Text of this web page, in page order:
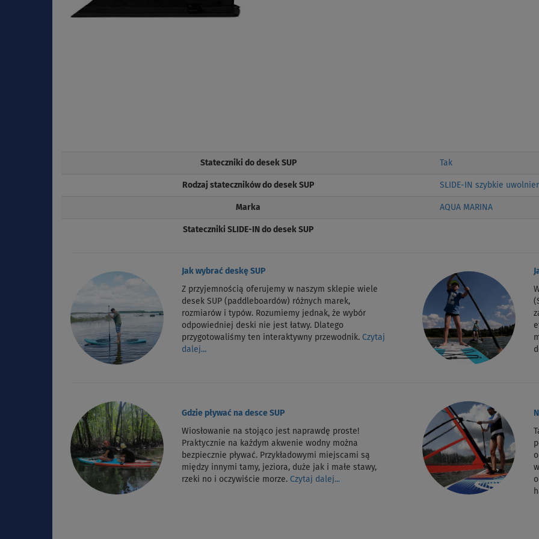
Stateczniki do desek SUP Tak
Rodzaj stateczników do desek SUP SLIDE-IN szybkie
Marka AQUA MARINA
Stateczniki SLIDE-IN do desek SUP
Jak wybrać deskę SUP
Z przyjemnością oferujemy w naszym sklepie wiele
desek SUP (paddleboardów) różnych marek,
rozmiarów i typów. Rozumiemy jednak, że wybór
odpowiedniej deski nie jest łatwy. Dlatego
przygotowaliśmy ten interaktywny przewodnik. Czytaj
dalej...
Gdzie pływać na desce SUP
Wiosłowanie na stojąco jest naprawdę proste!
Praktycznie na każdym akwenie wodny można
bezpiecznie pływać. Przykładowymi miejscami są
między innymi tamy, jeziora, duże jak i małe stawy,
rzeki no i oczywiście morze. Czytaj dalej...